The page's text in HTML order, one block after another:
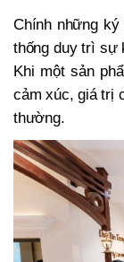
Chính những
thống duy trì sự
Khi một sản
cảm xúc, giá trị
thường.